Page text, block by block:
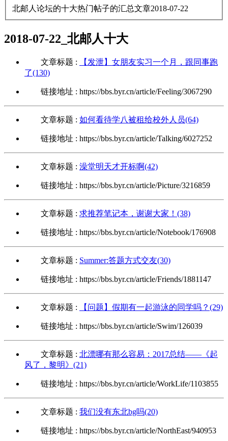
北邮人论坛的十大热门帖子的汇总文章2018-07-22
2018-07-22_北邮人十大
文章标题 :
【发泄】女朋友实习一个月，跟同事跑
了(130)
链接地址 : https://bbs.byr.cn/article/Feeling/3067290
文章标题 : 如何看待学八被租给校外人员(64)
链接地址 : https://bbs.byr.cn/article/Talking/6027252
文章标题 : 澡堂明天才开标啊(42)
链接地址 : https://bbs.byr.cn/article/Picture/3216859
文章标题 : 求推荐笔记本，谢谢大家！(38)
链接地址 : https://bbs.byr.cn/article/Notebook/176908
文章标题 : Summer:答题方式交友(30)
链接地址 : https://bbs.byr.cn/article/Friends/1881147
文章标题 : 【问题】假期有一起游泳的同学吗？(29)
链接地址 : https://bbs.byr.cn/article/Swim/126039
文章标题 : 北漂哪有那么容易：2017总结——《起
风了，黎明》(21)
链接地址 : https://bbs.byr.cn/article/WorkLife/1103855
文章标题 : 我们没有东北bg吗(20)
链接地址 : https://bbs.byr.cn/article/NorthEast/940953